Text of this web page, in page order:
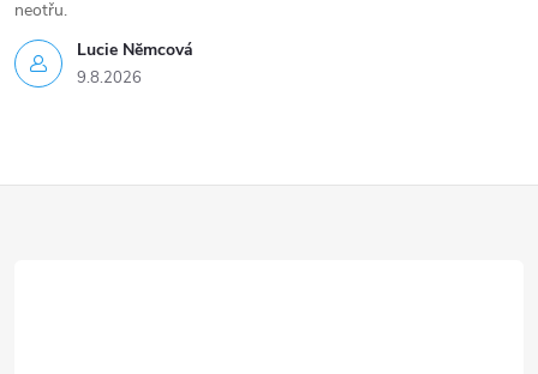
Lucie Nĕmcová
9.8.2026
neotřu.